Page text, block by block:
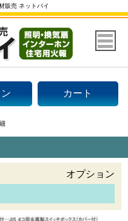
販売 ネットバイ
カート
オプション